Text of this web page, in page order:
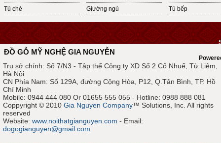
Tủ chè
Giường ngủ
Tủ bếp
ĐỒ GỖ MỸ NGHỆ GIA NGUYỄN
Trụ sở chính: Số 7/N3 - Tập thể Công ty XD Số 2 Cổ Nhuế, Từ Liêm,
Hà Nội
CN Phía Nam: Số 129A, đường Cộng Hòa, P12, Q.Tân Bình, TP. Hồ
Chí Minh
Mobile: 0944 444 080 Or 01655 555 055 - Hotline: 0988 888 081
Coppyright © 2010 Gia Nguyen Company™ Solutions, Inc. All rights
reserved
Website: www.noithatgianguyen.com - Email:
dogogianguyen@gmail.com